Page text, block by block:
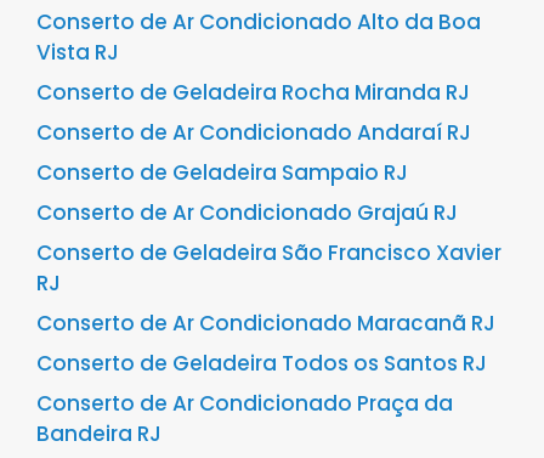
Conserto de Ar Condicionado Alto da Boa
Vista RJ
Conserto de Geladeira Rocha Miranda RJ
Conserto de Ar Condicionado Andaraí RJ
Conserto de Geladeira Sampaio RJ
Conserto de Ar Condicionado Grajaú RJ
Conserto de Geladeira São Francisco Xavier
RJ
Conserto de Ar Condicionado Maracanã RJ
Conserto de Geladeira Todos os Santos RJ
Conserto de Ar Condicionado Praça da
Bandeira RJ